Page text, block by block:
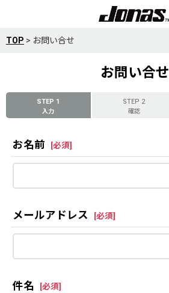
TOP > お問い合せ
お問い合せ
STEP 1
入力
STEP 2
確認
お名前 [必須]
メールアドレス [必須]
件名 [必須]